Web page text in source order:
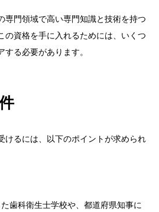
専門領域で高い専門知識と技術を持つ
の資格を手に入れるためには、いくつ
る必要があります。
けるには、以下のポイントが求められ
歯科衛生士学校や、都道府県知事に